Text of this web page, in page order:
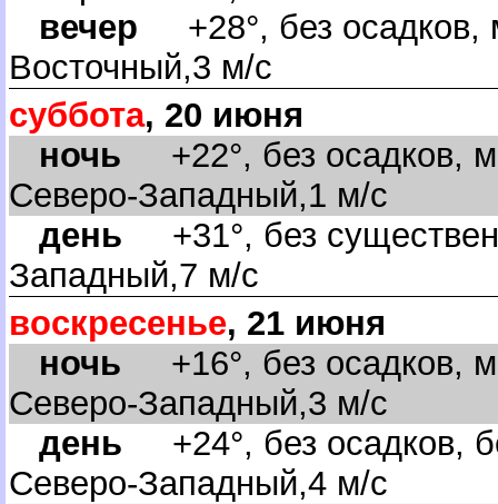
ечер +28°, без осадков,
осточный,3 м/с
суббота, 20 июня
ночь +22°, без осадков,
Северо-Западный,1 м/с
день +31°, без
Западный,7 м/с
оскресенье, 21 июня
ночь +16°, без осадков,
Северо-Западный,3 м/с
день +24°, без осадков,
Северо-Западный,4 м/с